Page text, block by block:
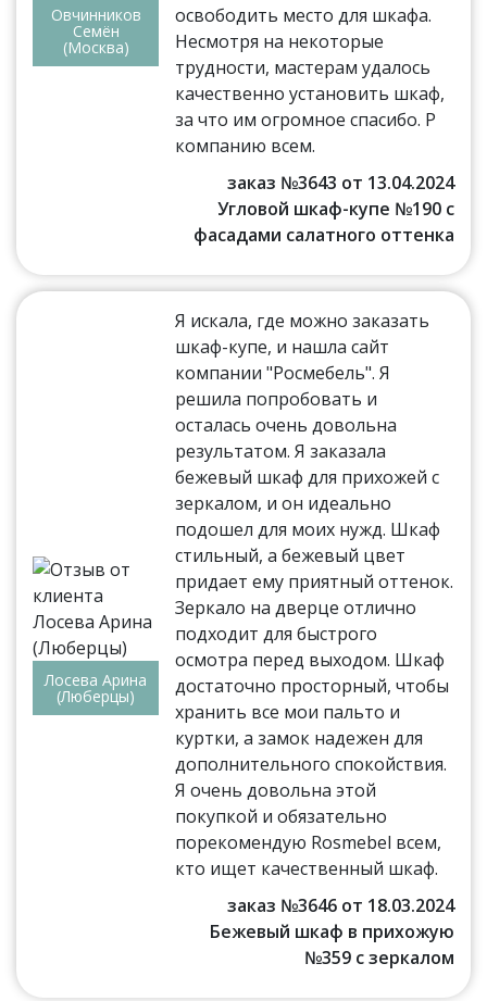
Овчинников
Семён
(Москва)
освободить место для шкафа.
Несмотря на некоторые
трудности, мастерам удалось
качественно установить шкаф,
за что им огромное спасибо. Р
компанию всем.
заказ №3643 от 13.04.2024
Угловой шкаф-купе №190 с
фасадами салатного оттенка
Лосева Арина
(Люберцы)
Я искала, где можно заказать
шкаф-купе, и нашла сайт
компании "Росмебель". Я
решила попробовать и
осталась очень довольна
результатом. Я заказала
бежевый шкаф для прихожей с
зеркалом, и он идеально
подошел для моих нужд. Шкаф
стильный, а бежевый цвет
придает ему приятный оттенок.
Зеркало на дверце отлично
подходит для быстрого
осмотра перед выходом. Шкаф
достаточно просторный, чтобы
хранить все мои пальто и
куртки, а замок надежен для
дополнительного спокойствия.
Я очень довольна этой
покупкой и обязательно
порекомендую Rosmebel всем,
кто ищет качественный шкаф.
заказ №3646 от 18.03.2024
Бежевый шкаф в прихожую
№359 с зеркалом